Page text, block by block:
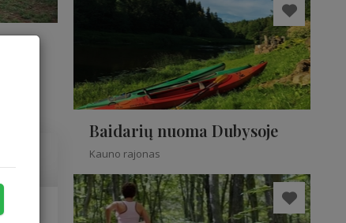
Baidarių nuoma Dubysoje
Kauno rajonas